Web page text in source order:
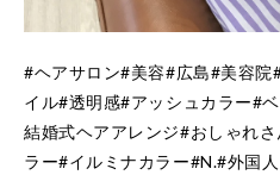
#ヘアサロン#美容#広島#美容院
イル#透明感#アッシュカラー#
結婚式ヘアアレンジ#おしゃれ
ラー#イルミナカラー#N.#外国